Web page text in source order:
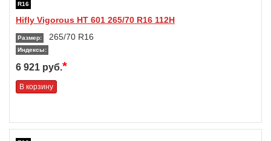
R16
Hifly Vigorous HT 601 265/70 R16 112H
Размер: 265/70 R16
Индексы:
6 921 руб.*
В корзину